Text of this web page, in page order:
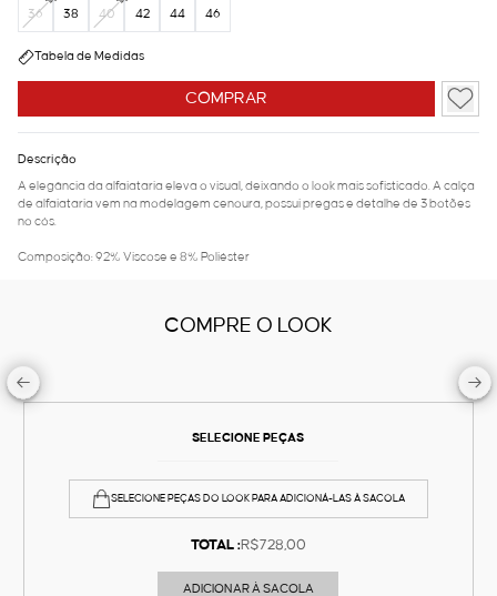
COMPRAR
36 38 40 42 44 46
Tabela de Medidas
Descrição
A elegância da alfaiataria eleva o visual, deixando o look mais sofisticado. A calça
de alfaiataria vem na modelagem cenoura, possui pregas e detalhe de 3 botões
no cós.
Composição: 92% Viscose e 8% Poliéster
COMPRE O LOOK
SELECIONE PEÇAS
SELECIONE PEÇAS DO LOOK PARA ADICIONÁ-LAS À SACOLA
TOTAL :R$728,00
ADICIONAR À SACOLA